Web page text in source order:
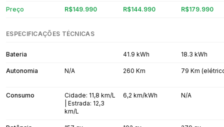
Preço R$149.990 R$144.990 R$179.990
ESPECIFICAÇÕES TÉCNICAS
Bateria 41.9 kWh 18.3 kWh
Autonomia N/A 260 Km 79 Km
Consumo
Cidade: 11,8 km/L
| Estrada: 12,3
km/L
6,2 km/kWh N/A